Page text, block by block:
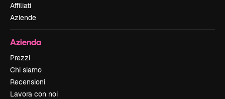
Affiliati
Aziende
Azienda
Prezzi
Chi siamo
Recensioni
Lavora con noi